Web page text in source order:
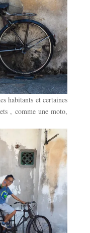
habitants et certaines
, comme une moto,